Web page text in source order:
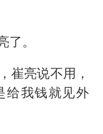
。
崔亮说不用，
给我钱就见外